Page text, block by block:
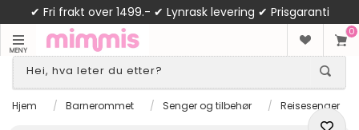
✔ Fri frakt over 1499.- ✔ Lynrask levering ✔ Prisgaranti
MENY
0
Hjem / Barnerommet / Senger og tilbehør / Reisesenger